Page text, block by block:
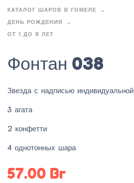
КАТАЛОГ ШАРОВ В ГОМЕЛЕ
ДЕНЬ РОЖДЕНИЯ
ОТ 1 ДО 9 ЛЕТ
Фонтан 038
Звезда с надписью индивидуальной
3 агата
2 конфетти
4 однотонных шара
57.00 Br